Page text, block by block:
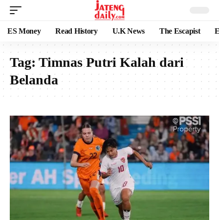
ES Money Read History U.K News The Escapist
Tag: Timnas Putri Kalah dari
Belanda